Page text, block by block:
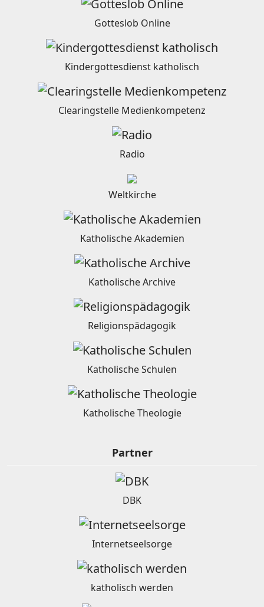
Gotteslob Online
Kindergottesdienst katholisch
Clearingstelle Medienkompetenz
Radio
Weltkirche
Katholische Akademien
Katholische Archive
Religionspädagogik
Katholische Schulen
Katholische Theologie
Partner
DBK
Internetseelsorge
katholisch werden